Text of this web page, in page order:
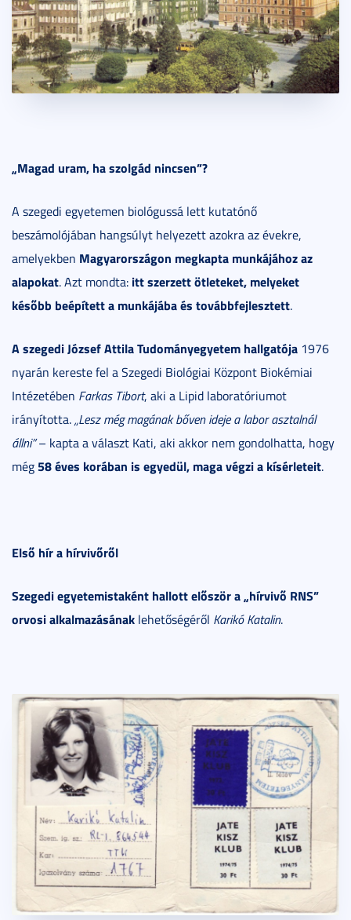
„Magad uram, ha szolgád nincsen”?
A szegedi egyetemen biológussá lett kutatónő
beszámolójában hangsúlyt helyezett azokra az évekre,
amelyekben Magyarországon megkapta munkájához az
alapokat. Azt mondta: itt szerzett ötleteket, melyeket
később beépített a munkájába és továbbfejlesztett.
A szegedi József Attila Tudományegyetem hallgatója 1976
nyarán kereste fel a Szegedi Biológiai Központ Biokémiai
Intézetében Farkas Tibort, aki a Lipid laboratóriumot
irányította.„Lesz még magának bőven ideje a labor asztalnál
állni”– kapta a választ Kati, aki akkor nem gondolhatta, hogy
még58 éves korában is egyedül, maga végzi a kísérleteit.
Első hír a hírvivőről
Szegedi egyetemistaként hallott először a „hírvivő RNS”
orvosi alkalmazásának lehetőségéről Karikó Katalin.